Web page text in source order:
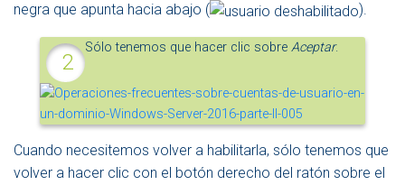
negra que apunta hacia abajo (
).
Sólo tenemos que hacer clic sobreAceptar.
Cuando necesitemos volver a habilitarla, sólo tenemos que
volver a hacer clic con el botón derecho del ratón sobre el